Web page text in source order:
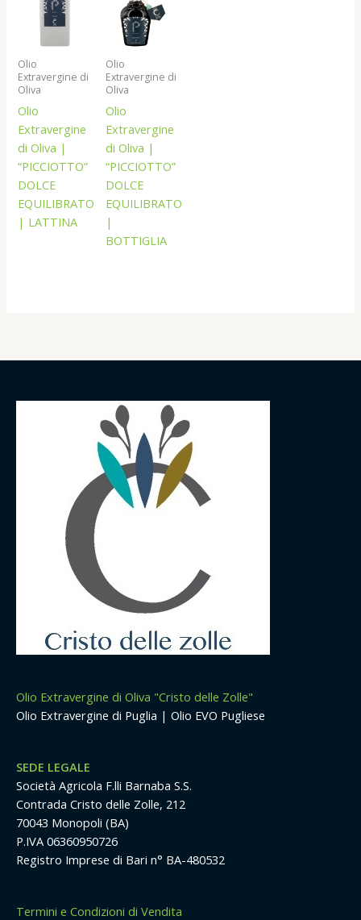
Olio
Extravergine di
Oliva
Olio
Extravergine
di Oliva |
“PICCIOTTO”
DOLCE
EQUILIBRATO
| LATTINA
Olio
Extravergine di
Oliva
Olio
Extravergine
di Oliva |
“PICCIOTTO”
DOLCE
EQUILIBRATO
|
BOTTIGLIA
Olio Extravergine di Oliva "Cristo delle Zolle"
Olio Extravergine di Puglia | Olio EVO Pugliese
SEDE LEGALE
Società Agricola F.lli Barnaba S.S.
Contrada Cristo delle Zolle, 212
70043 Monopoli (BA)
P.IVA 06360950726
Registro Imprese di Bari n° BA-480532
Termini e Condizioni di Vendita